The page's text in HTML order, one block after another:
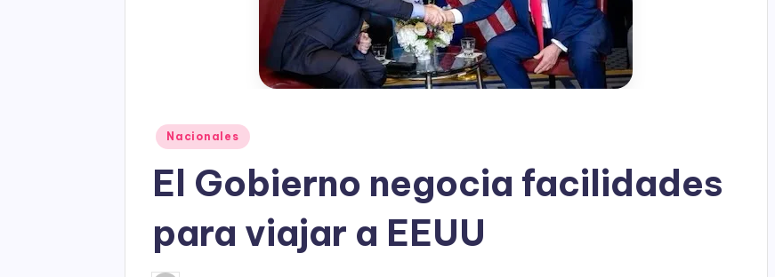
o
P
y
Posted
Nacionales
El Gobierno negocia facilidades
para viajar a EEUU